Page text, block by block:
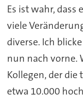
Es ist wahr, dass
viele
diverse. Ich
nun nach vorne.
Kollegen, der
etwa 10.000